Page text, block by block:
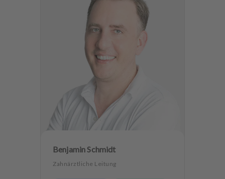
Benjamin Schmidt
Zahnärztliche Leitung